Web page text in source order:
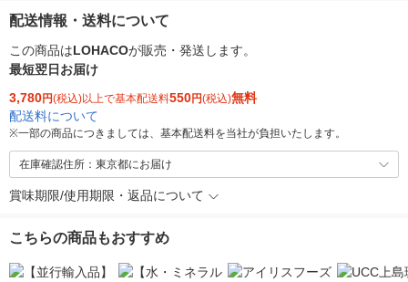
配送情報・送料について
この商品はLOHACOが販売・発送します。
最短翌日お届け
3,780円(税込)以上で基本配送料550円(税込)無料
配送料について
※一部の商品につきましては、基本配送料を当社が負担いたします。
在庫確認住所：東京都にお届け
賞味期限/使用期限・返品について
こちらの商品もおすすめ